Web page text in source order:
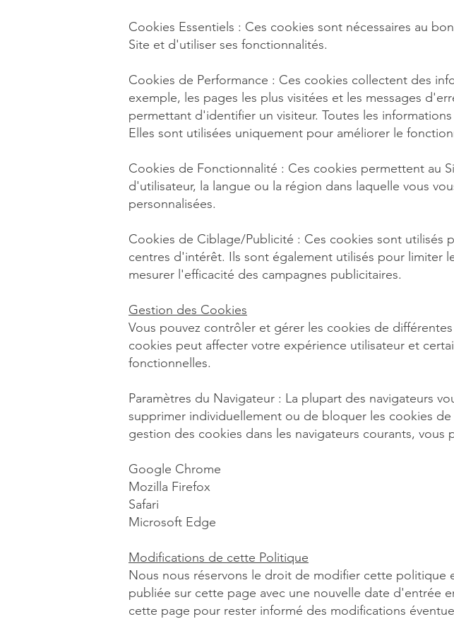
Cookies Essentiels : Ces cookies sont nécessaires au
Site et d'utiliser ses fonctionnalités.
Cookies de Performance : Ces cookies collectent des
exemple, les pages les plus visitées et les messages
permettant d'identifier un visiteur. Toutes les
Elles sont utilisées uniquement pour améliorer le
Cookies de Fonctionnalité : Ces cookies permettent au
d'utilisateur, la langue ou la région dans laquelle vous
personnalisées.
Cookies de Ciblage/Publicité : Ces cookies sont utilisés
centres d'intérêt. Ils sont également utilisés pour limiter
mesurer l'efficacité des campagnes publicitaires.
Gestion des Cookies
Vous pouvez contrôler et gérer les cookies de
cookies peut affecter votre expérience utilisateur et
fonctionnelles.
Paramètres du Navigateur : La plupart des navigateurs
supprimer individuellement ou de bloquer les cookies
gestion des cookies dans les navigateurs courants, vous
Google Chrome
Mozilla Firefox
Safari
Microsoft Edge
Modifications de cette Politique
Nous nous réservons le droit de modifier cette
publiée sur cette page avec une nouvelle date d'entrée
cette page pour rester informé des modifications